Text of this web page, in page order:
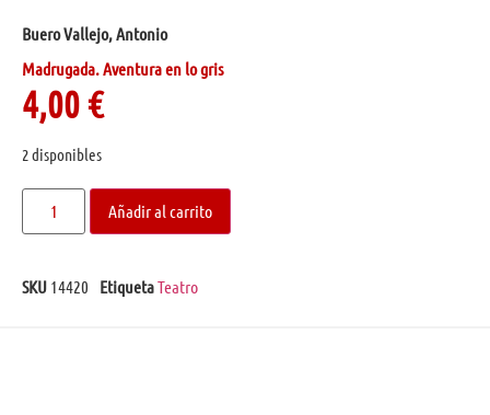
Buero Vallejo, Antonio
Madrugada. Aventura en lo gris
4,00€
2 disponibles
Añadir al carrito
SKU 14420 EtiquetaTeatro